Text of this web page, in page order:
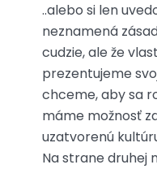
..alebo si len
neznamená
cudzie, ale že
prezentujeme
chceme, aby sa
máme možnosť
uzatvorenú
Na strane druhej